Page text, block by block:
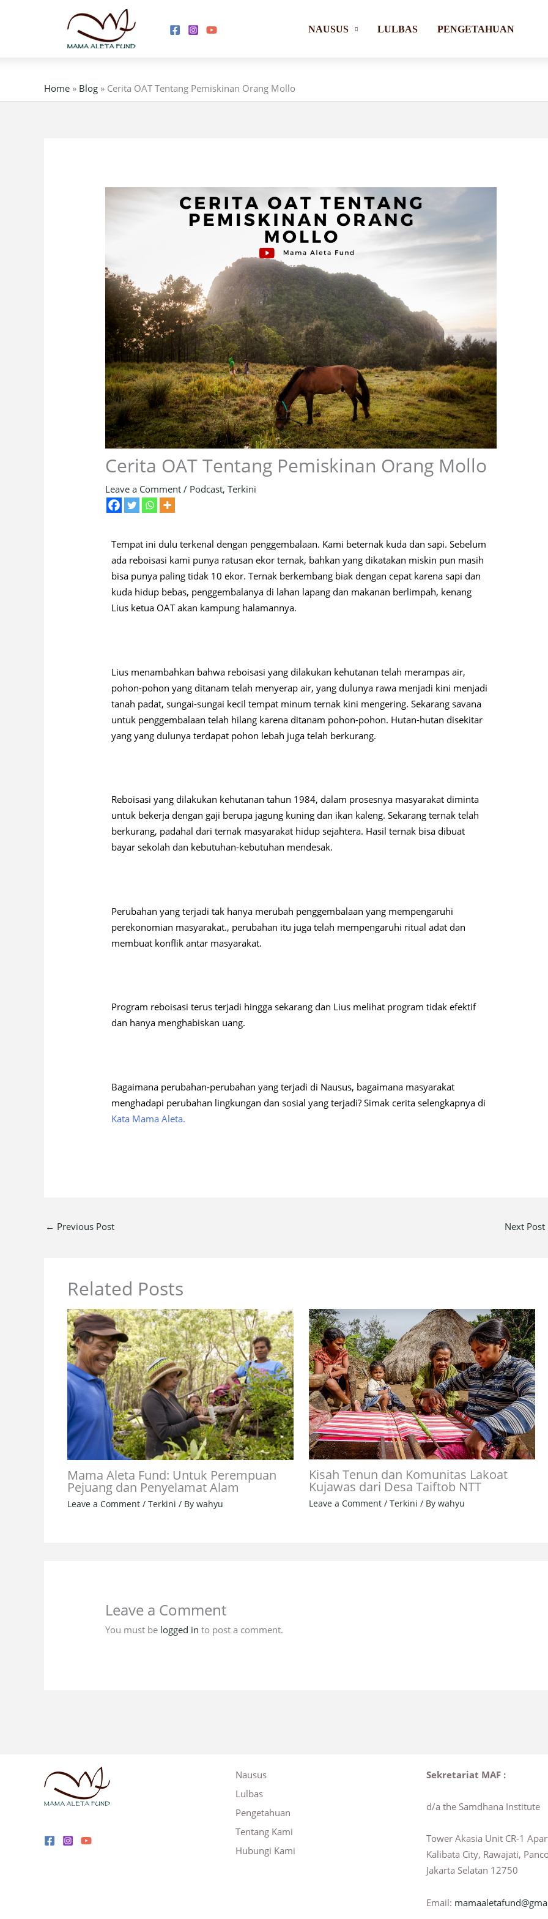
NAUSUS LULBAS PENGETAHUAN
Home » Blog » Cerita OAT Tentang Pemiskinan Orang Mollo
Cerita OAT Tentang Pemiskinan Orang Mollo
Leave a Comment / Podcast,Terkini
Tempat ini dulu terkenal dengan penggembalaan. Kami beternak kuda dan sapi. Sebelum
ada reboisasi kami punya ratusan ekor ternak, bahkan yang dikatakan miskin pun masih
bisa punya paling tidak 10 ekor. Ternak berkembang biak dengan cepat karena sapi dan
kuda hidup bebas, penggembalanya di lahan lapang dan makanan berlimpah, kenang
Lius ketua OAT akan kampung halamannya.
Lius menambahkan bahwa reboisasi yang dilakukan kehutanan telah merampas air,
pohon-pohon yang ditanam telah menyerap air, yang dulunya rawa menjadi kini menjadi
tanah padat, sungai-sungai kecil tempat minum ternak kini mengering. Sekarang savana
untuk penggembalaan telah hilang karena ditanam pohon-pohon. Hutan-hutan disekitar
yang yang dulunya terdapat pohon lebah juga telah berkurang.
Reboisasi yang dilakukan kehutanan tahun 1984, dalam prosesnya masyarakat diminta
untuk bekerja dengan gaji berupa jagung kuning dan ikan kaleng. Sekarang ternak telah
berkurang, padahal dari ternak masyarakat hidup sejahtera. Hasil ternak bisa dibuat
bayar sekolah dan kebutuhan-kebutuhan mendesak.
Perubahan yang terjadi tak hanya merubah penggembalaan yang mempengaruhi
perekonomian masyarakat., perubahan itu juga telah mempengaruhi ritual adat dan
membuat konflik antar masyarakat.
Program reboisasi terus terjadi hingga sekarang dan Lius melihat program tidak efektif
dan hanya menghabiskan uang.
Bagaimana perubahan-perubahan yang terjadi di Nausus, bagaimana masyarakat
menghadapi perubahan lingkungan dan sosial yang terjadi? Simak cerita selengkapnya di
Kata Mama Aleta.
← Previous Post Next Post
Related Posts
Mama Aleta Fund: Untuk Perempuan
Pejuang dan Penyelamat Alam
Leave a Comment / Terkini / By wahyu
Kisah Tenun dan Komunitas Lakoat
Kujawas dari Desa Taiftob NTT
Leave a Comment / Terkini / By wahyu
Leave a Comment
You must be logged in to post a comment.
Nausus
Lulbas
Pengetahuan
Tentang Kami
Hubungi Kami
Sekretariat MAF :
d/a the Samdhana Institute
Tower Akasia Unit CR-1
Kalibata City, Rawajati,
Jakarta Selatan 12750
Email: